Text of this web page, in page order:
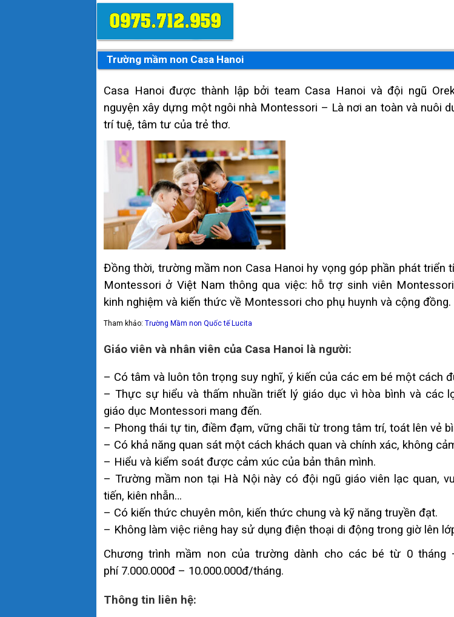
Trường mầm non Casa Hanoi
Casa Hanoi được thành lập bởi team Casa Hanoi và đội ngũ
nguyện xây dựng một ngôi nhà Montessori – Là nơi an toàn và nuôi
trí tuệ, tâm tư của trẻ thơ.
Đồng thời, trường mầm non Casa Hanoi hy vọng góp phần phát triển
Montessori ở Việt Nam thông qua việc: hỗ trợ sinh viên
kinh nghiệm và kiến thức về Montessori cho phụ huynh và cộng đồng.
Tham khảo: Trường Mầm non Quốc tế Lucita
Giáo viên và nhân viên của Casa Hanoi là người:
– Có tâm và luôn tôn trọng suy nghĩ, ý kiến của các em bé một cách
– Thực sự hiểu và thấm nhuần triết lý giáo dục vì hòa bình và các
giáo dục Montessori mang đến.
– Phong thái tự tin, điềm đạm, vững chãi từ trong tâm trí, toát lên vẻ
– Có khả năng quan sát một cách khách quan và chính xác, không
– Hiểu và kiểm soát được cảm xúc của bản thân mình.
– Trường mầm non tại Hà Nội này có đội ngũ giáo viên lạc quan,
tiến, kiên nhẫn…
– Có kiến thức chuyên môn, kiến thức chung và kỹ năng truyền đạt.
– Không làm việc riêng hay sử dụng điện thoại di động trong giờ lên
Chương trình mầm non của trường dành cho các bé từ 0
phí 7.000.000đ – 10.000.000đ/tháng.
Thông tin liên hệ: